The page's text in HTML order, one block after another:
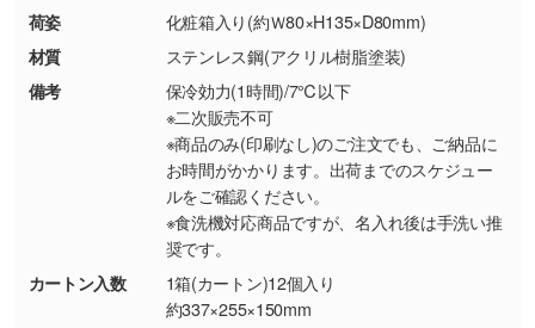
使いたいです
シンプルな背景のデータや、使いたいキャラク
ター部分の輪郭がはっきりしているデータは切
り抜き処理が可能です。→詳しく見る
・持っているデータの背景が足りない／塗り足
しの作り方が分からない
印刷したいデータが印刷範囲よりも小さい場
合、シンプルな色・柄の背景であれば拡張が可
能です。→
詳しく見る
荷姿
化粧箱入り(約Ｗ80×H135×D80mm)
材質
ステンレス鋼(アクリル樹脂塗装)
備考
保冷効力(1時間)/7℃以下
※二次販売不可
※商品のみ(印刷なし)のご注文でも、ご納品に
お時間がかかります。出荷までのスケジュー
ルをご確認ください。
※食洗機対応商品ですが、名入れ後は手洗い推
奨です。
カートン入数
1箱(カートン)12個入り
約337×255×150mm